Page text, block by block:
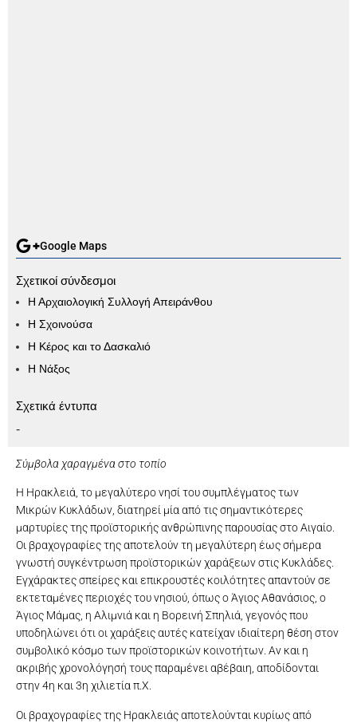
Σύμβολα χαραγμένα στο τοπίο
Η Ηρακλειά, το μεγαλύτερο νησί του συμπλέγματος των
Μικρών Κυκλάδων, διατηρεί μία από τις σημαντικότερες
μαρτυρίες της προϊστορικής ανθρώπινης παρουσίας στο Αιγαίο.
Οι βραχογραφίες της αποτελούν τη μεγαλύτερη έως σήμερα
γνωστή συγκέντρωση προϊστορικών χαράξεων στις Κυκλάδες.
Εγχάρακτες σπείρες και επικρουστές κοιλότητες απαντούν σε
εκτεταμένες περιοχές του νησιού, όπως ο Άγιος Αθανάσιος, ο
Άγιος Μάμας, η Αλιμνιά και η Βορεινή Σπηλιά, γεγονός που
υποδηλώνει ότι οι χαράξεις αυτές κατείχαν ιδιαίτερη θέση στον
συμβολικό κόσμο των προϊστορικών κοινοτήτων. Αν και η
ακριβής χρονολόγησή τους παραμένει αβέβαιη, αποδίδονται
στην 4η και 3η χιλιετία π.Χ.
Οι βραχογραφίες της Ηρακλειάς αποτελούνται κυρίως από
Google Maps
Σχετικοί σύνδεσμοι
Η Αρχαιολογική Συλλογή Απειράνθου
Η Σχοινούσα
Η Κέρος και το Δασκαλιό
Η Νάξος
Σχετικά έντυπα
-